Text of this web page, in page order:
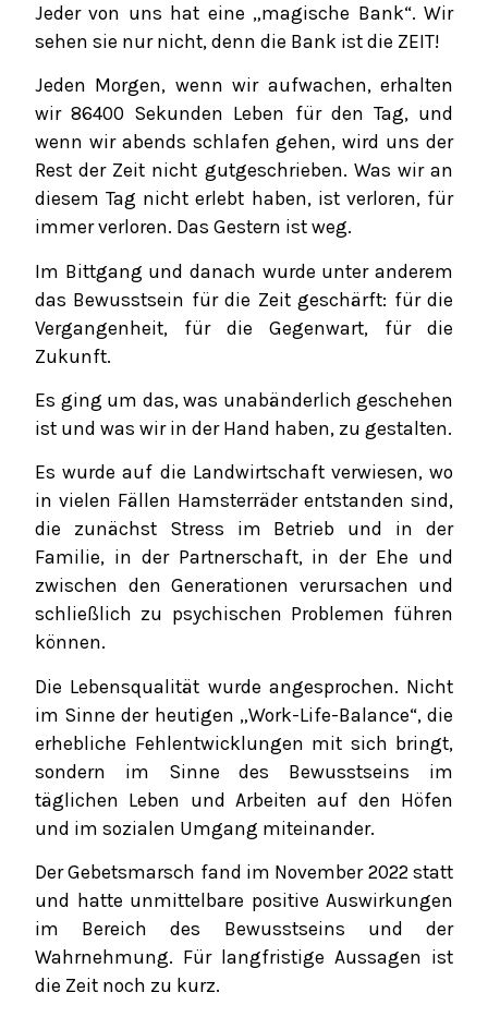
Jeder von uns hat eine „magische Bank“. Wir
sehen sie nur nicht, denn die Bank ist die ZEIT!
Jeden Morgen, wenn wir aufwachen, erhalten
wir 86400 Sekunden Leben für den Tag, und
wenn wir abends schlafen gehen, wird uns der
Rest der Zeit nicht gutgeschrieben. Was wir an
diesem Tag nicht erlebt haben, ist verloren, für
immer verloren. Das Gestern ist weg.
Im Bittgang und danach wurde unter anderem
das Bewusstsein für die Zeit geschärft: für die
Vergangenheit, für die Gegenwart, für die
Zukunft.
Es ging um das, was unabänderlich geschehen
ist und was wir in der Hand haben, zu gestalten.
Es wurde auf die Landwirtschaft verwiesen, wo
in vielen Fällen Hamsterräder entstanden sind,
die zunächst Stress im Betrieb und in der
Familie, in der Partnerschaft, in der Ehe und
zwischen den Generationen verursachen und
schließlich zu psychischen Problemen führen
können.
Die Lebensqualität wurde angesprochen. Nicht
im Sinne der heutigen „Work-Life-Balance“, die
erhebliche Fehlentwicklungen mit sich bringt,
sondern im Sinne des Bewusstseins im
täglichen Leben und Arbeiten auf den Höfen
und im sozialen Umgang miteinander.
Der Gebetsmarsch fand im November 2022 statt
und hatte unmittelbare positive Auswirkungen
im Bereich des Bewusstseins und der
Wahrnehmung. Für langfristige Aussagen ist
die Zeit noch zu kurz.